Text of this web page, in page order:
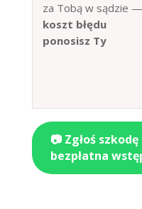
za Tobą w sądzie —
koszt błędu
ponosisz Ty
📷 Zgłoś
bezpłatna